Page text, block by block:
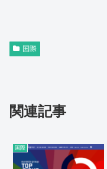
国際
関連記事
国際